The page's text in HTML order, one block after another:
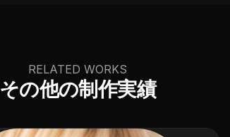
RELATED WORKS
その他の制作実績